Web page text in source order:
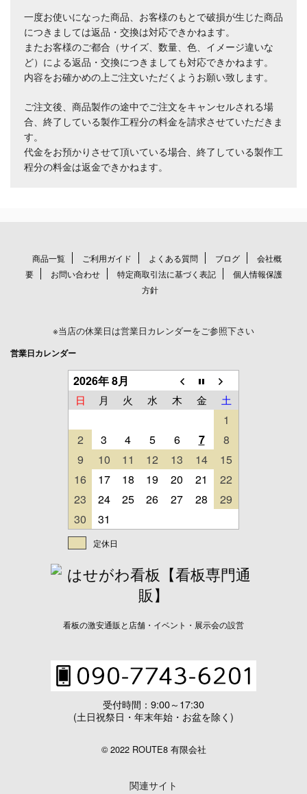
一度お使いになった商品、お客様のもとで破損が生じた商品
につきましては返品・交換は対応できかねます。
またお客様のご都合（サイズ、数量、色、イメージ違いな
ど）による返品・交換につきましても対応できかねます。
内容をお確かめの上ご注文いただくようお願い致します。
ご注文後、商品製作の途中でご注文をキャンセルされる場
合、終了している製作工程分の料金を請求させていただきま
す。
代金をお預かりさせて頂いている場合、終了している製作工
程分の料金は返金できかねます。
商品一覧 ご利用ガイド よくある質問 ブログ
会社概
要
お問い合わせ 特定商取引法に基づく表記
個人情報保護
方針
※当店の休業日は営業日カレンダーをご参照下さい
営業日カレンダー
2026年 8月
日 月 火 水 木 金 土
1
2
3 4 5 6 7
8
9
10 11 12 13 14
15
16
17 18 19 20 21
22
23
24 25 26 27 28
29
30
31
定休日
看板の激安通販と店舗・イベント・展示会の設営
受付時間：9:00～17:30
(土日祝祭日・年末年始・お盆を除く)
© 2022 ROUTE8 有限会社
関連サイト